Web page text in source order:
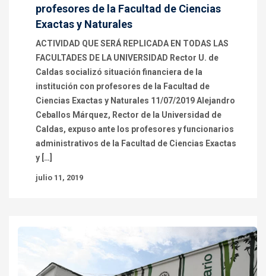
profesores de la Facultad de Ciencias
Exactas y Naturales
ACTIVIDAD QUE SERÁ REPLICADA EN TODAS LAS
FACULTADES DE LA UNIVERSIDAD Rector U. de
Caldas socializó situación financiera de la
institución con profesores de la Facultad de
Ciencias Exactas y Naturales 11/07/2019 Alejandro
Ceballos Márquez, Rector de la Universidad de
Caldas, expuso ante los profesores y funcionarios
administrativos de la Facultad de Ciencias Exactas
y […]
julio 11, 2019